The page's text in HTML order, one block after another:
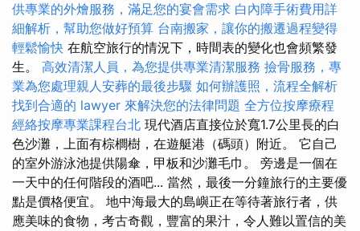
供專業的外燴服務，滿足您的宴會需求 白內障手術費用詳
細解析，幫助您做好預算 台南搬家，讓你的搬遷過程變得
輕鬆愉快 在航空旅行的情況下，時間表的變化也會頻繁發
生。 高效清潔人員，為您提供專業清潔服務 撿骨服務，專
業為您處理親人安葬的最後步驟 如何辦護照，流程全解析
找到合適的 lawyer 來解決您的法律問題 全方位按摩療程
經絡按摩專業課程台北 現代酒店直接位於寬1.7公里長的白
色沙灘，上面有棕櫚樹，在遊艇港（碼頭）附近。 它自己
的室外游泳池提供陽傘，甲板和沙灘毛巾。 旁邊是一個在
一天中的任何階段的酒吧... 當然，最後一分鐘旅行的主要優
點是價格便宜。 地中海最大的島嶼正在等待著旅行者，供
應美味的食物，考古奇觀，豐富的果汁，令人難以置信的美